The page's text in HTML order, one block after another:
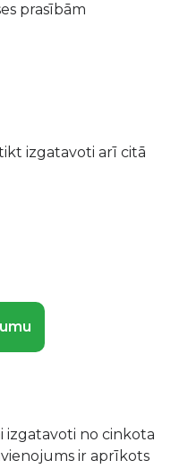
prasībām
izgatavoti arī citā
izgatavoti no cinkota
ir aprīkots